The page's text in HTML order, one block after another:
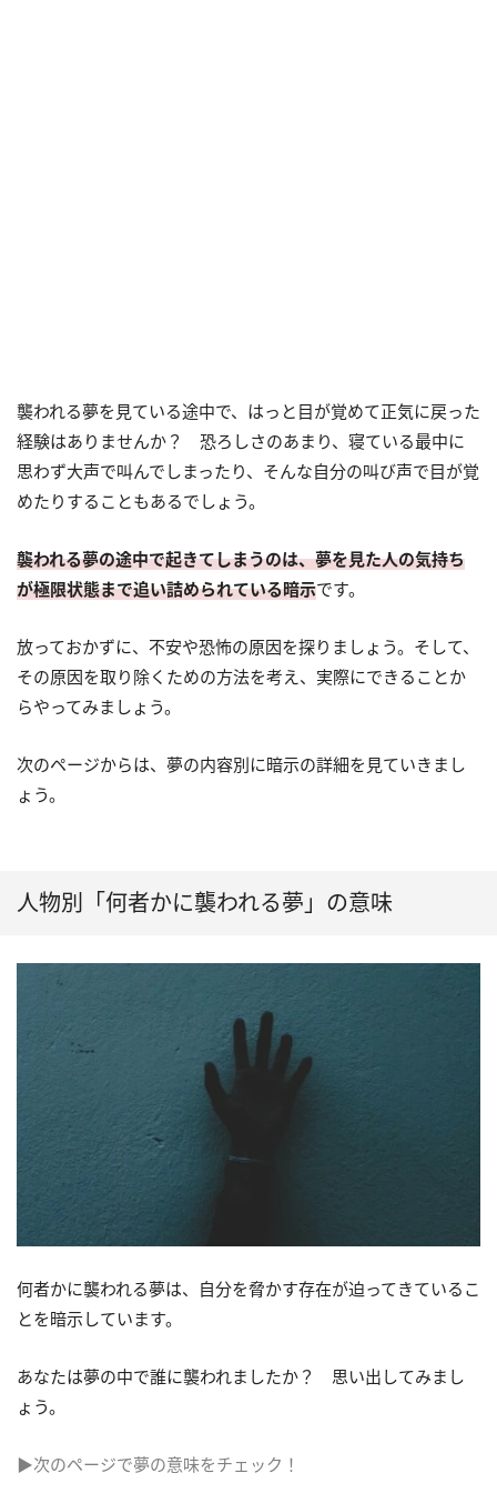
襲われる夢を見ている途中で、はっと目が覚めて正気に戻った
経験はありませんか？ 恐ろしさのあまり、寝ている最中に
思わず大声で叫んでしまったり、そんな自分の叫び声で目が覚
めたりすることもあるでしょう。
襲われる夢の途中で起きてしまうのは、夢を見た人の気持ち
が極限状態まで追い詰められている暗示です。
放っておかずに、不安や恐怖の原因を探りましょう。そして、
その原因を取り除くための方法を考え、実際にできることか
らやってみましょう。
次のページからは、夢の内容別に暗示の詳細を見ていきまし
ょう。
人物別「何者かに襲われる夢」の意味
何者かに襲われる夢は、自分を脅かす存在が迫ってきているこ
とを暗示しています。
あなたは夢の中で誰に襲われましたか？ 思い出してみまし
ょう。
▶次のページで夢の意味をチェック！